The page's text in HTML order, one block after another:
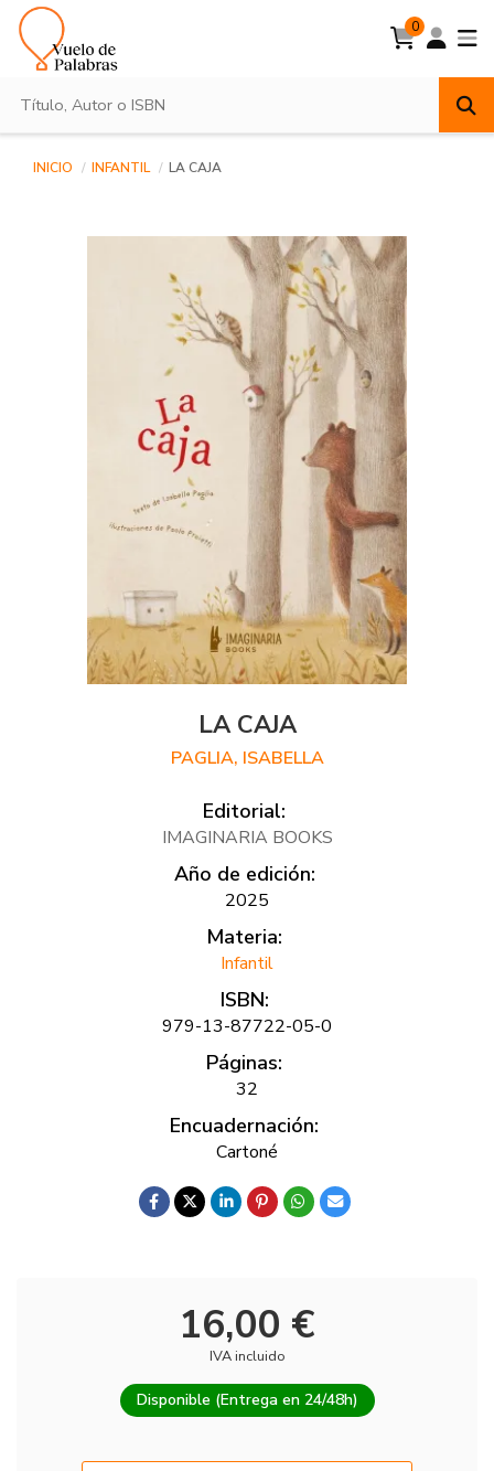
0
INICIO INFANTIL LA CAJA
LA CAJA
PAGLIA, ISABELLA
Editorial:
IMAGINARIA BOOKS
Año de edición:
2025
Materia:
Infantil
ISBN:
979-13-87722-05-0
Páginas:
32
Encuadernación:
Cartoné
16,00 €
IVA incluido
Disponible (Entrega en 24/48h)